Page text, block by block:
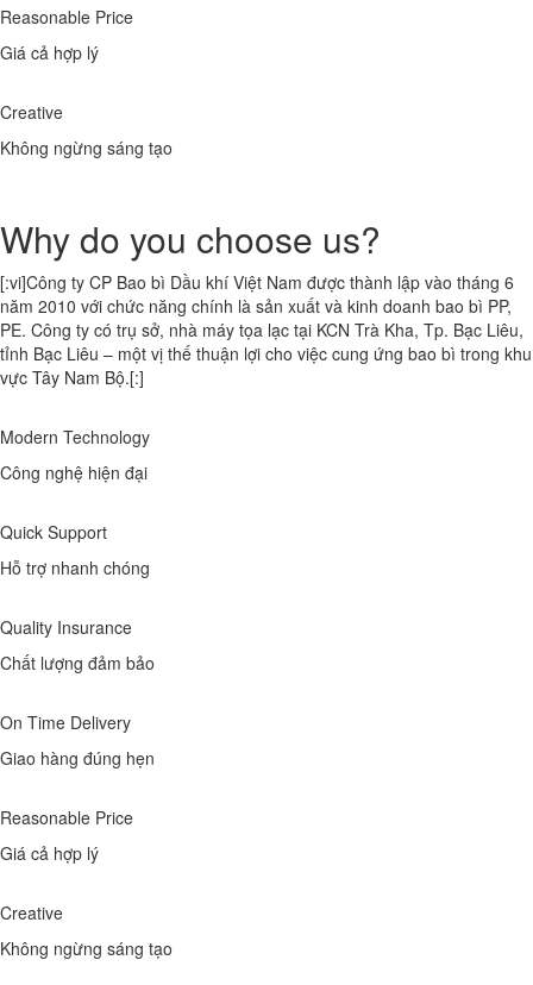
Reasonable Price
Giá cả hợp lý
Creative
Không ngừng sáng tạo
Why do you choose us?
[:vi]Công ty CP Bao bì Dầu khí Việt Nam được thành lập vào tháng 6
năm 2010 với chức năng chính là sản xuất và kinh doanh bao bì PP,
PE. Công ty có trụ sở, nhà máy tọa lạc tại KCN Trà Kha, Tp. Bạc Liêu,
tỉnh Bạc Liêu – một vị thế thuận lợi cho việc cung ứng bao bì trong khu
vực Tây Nam Bộ.[:]
Modern Technology
Công nghệ hiện đại
Quick Support
Hỗ trợ nhanh chóng
Quality Insurance
Chất lượng đảm bảo
On Time Delivery
Giao hàng đúng hẹn
Reasonable Price
Giá cả hợp lý
Creative
Không ngừng sáng tạo